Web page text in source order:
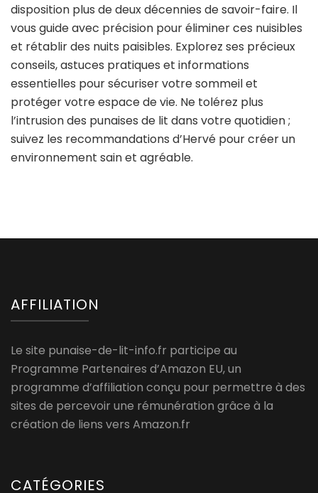
disposition plus de deux décennies de savoir-faire. Il
vous guide avec précision pour éliminer ces nuisibles
et rétablir des nuits paisibles. Explorez ses précieux
conseils, astuces pratiques et informations
essentielles pour sécuriser votre sommeil et
protéger votre espace de vie. Ne tolérez plus
l’intrusion des punaises de lit dans votre quotidien ;
suivez les recommandations d’Hervé pour créer un
environnement sain et agréable.
AFFILIATION
Le site punaise-de-lit-info.fr participe au
Programme Partenaires d’Amazon EU, un
programme d’affiliation conçu pour permettre à des
sites de percevoir une rémunération grâce à la
création de liens vers Amazon.fr
CATÉGORIES